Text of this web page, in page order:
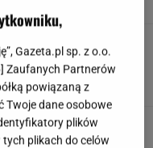
mieli litości dla Kłeczka.
PIP szuka pracy. Prosi
się pensji?"
Gazeta.pl sp. z o.o.
] Zaufanych Partnerów
powiązaną z
Twoje dane osobowe
plików
plikach do celów